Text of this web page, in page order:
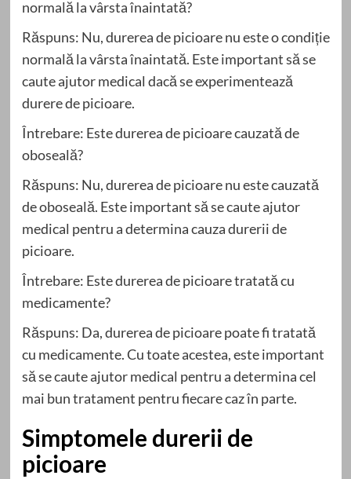
normală la vârsta înaintată?
Răspuns: Nu, durerea de picioare nu este o condiție
normală la vârsta înaintată. Este important să se
caute ajutor medical dacă se experimentează
durere de picioare.
Întrebare: Este durerea de picioare cauzată de
oboseală?
Răspuns: Nu, durerea de picioare nu este cauzată
de oboseală. Este important să se caute ajutor
medical pentru a determina cauza durerii de
picioare.
Întrebare: Este durerea de picioare tratată cu
medicamente?
Răspuns: Da, durerea de picioare poate fi tratată
cu medicamente. Cu toate acestea, este important
să se caute ajutor medical pentru a determina cel
mai bun tratament pentru fiecare caz în parte.
Simptomele durerii de
picioare